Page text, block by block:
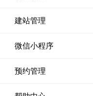
建站管理
微信小程序
预约管理